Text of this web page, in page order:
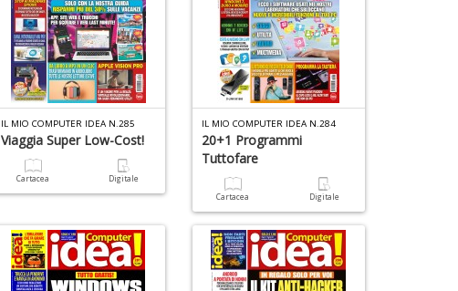
IL MIO COMPUTER IDEA N.285
Viaggia Super Low-Cost!
Cartacea Digitale
IL MIO COMPUTER IDEA N.284
20+1 Programmi
Tuttofare
Cartacea Digitale